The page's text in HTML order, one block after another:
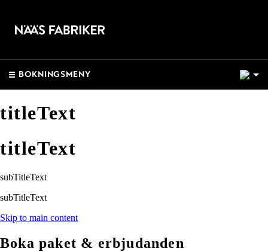
BOKNINGSMENY
titleText
titleText
subTitleText
subTitleText
Skip to main content
Boka paket & erbjudanden